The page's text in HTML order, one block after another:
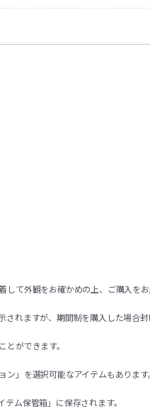
て外観をお確かめの上、ご購入をお
れますが、期間制を購入した場合
ができます。
」を選択可能なアイテムもありま
ム保管箱」に保存されます。